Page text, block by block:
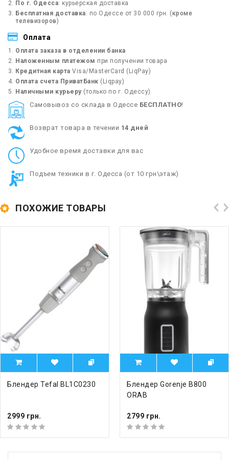
По г. Одесса: курьерская доставка
Бесплатная доставка: по Одессе от 30 000 грн. (кроме
телевизоров)
Оплата
Оплата заказа в отделении банка
Наложенным платежом при получении товара
Кредитная карта Visa/MasterCard (LiqPay)
Оплата счета ПриватБанк (Liqpay)
Наличными курьеру(только по г. Одессу)
Cамовывоз со склада в Одессе БЕСПЛАТНО!
Возврат товара в течении 14 дней
Удобное время доставки для вас
Подъем техники в г. Одесса (от 10 грн\этаж)
ПОХОЖИЕ ТОВАРЫ
Блендер Tefal BL1C0230
2999 грн.
Блендер Gorenje B800
ORAB
2799 грн.